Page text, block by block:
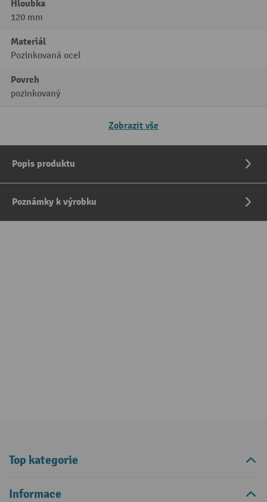
Hloubka
120 mm
Materiál
Pozinkovaná ocel
Povrch
pozinkovaný
Zobrazit vše
Popis produktu
Poznámky k výrobku
Top kategorie
Informace